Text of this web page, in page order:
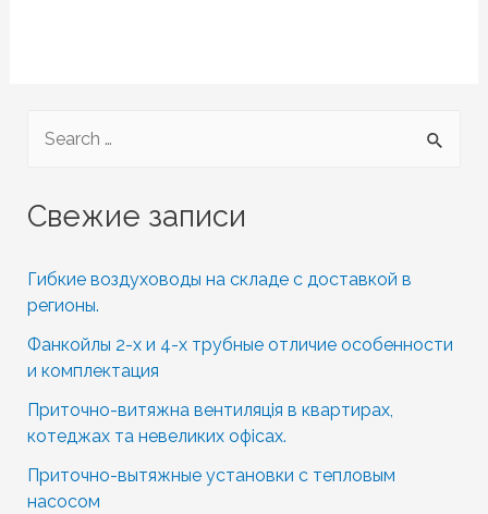
h
f
o
r
:
Свежие записи
Гибкие воздуховоды на складе с доставкой в
регионы.
Фанкойлы 2-х и 4-х трубные отличие особенности
и комплектация
Приточно-витяжна вентиляція в квартирах,
котеджах та невеликих офісах.
Приточно-вытяжные установки с тепловым
насосом